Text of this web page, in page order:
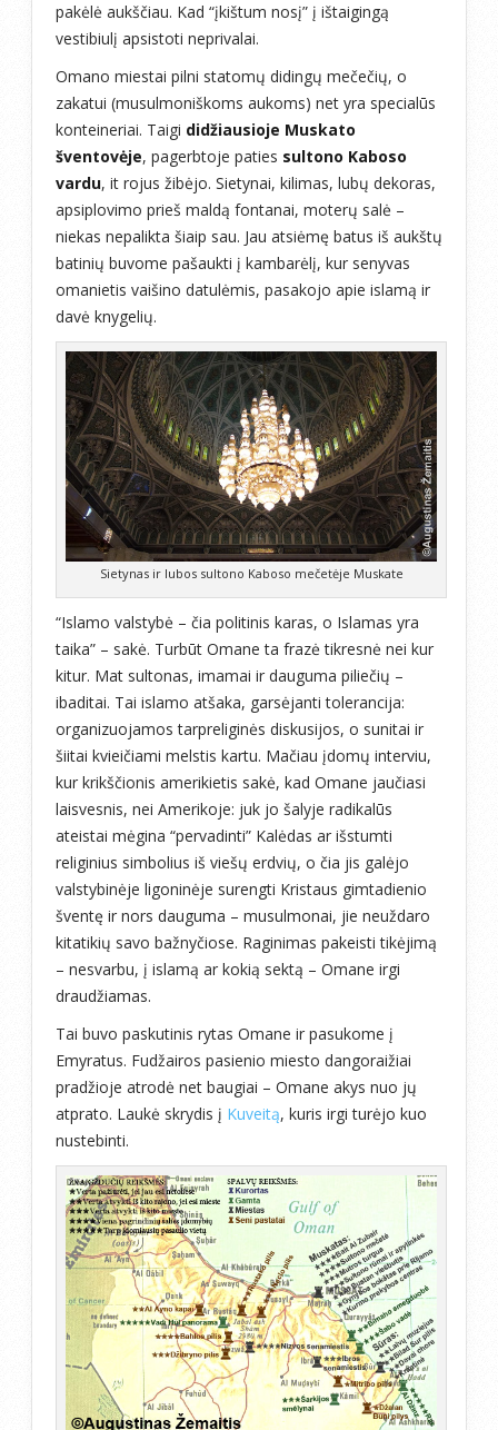
pakėlė aukščiau. Kad “įkištum nosį” į ištaigingą
vestibiulį apsistoti neprivalai.
Omano miestai pilni statomų didingų mečečių, o
zakatui (musulmoniškoms aukoms) net yra specialūs
konteineriai. Taigi didžiausioje Muskato
šventovėje, pagerbtoje paties sultono Kaboso
vardu, it rojus žibėjo. Sietynai, kilimas, lubų dekoras,
apsiplovimo prieš maldą fontanai, moterų salė –
niekas nepalikta šiaip sau. Jau atsiėmę batus iš aukštų
batinių buvome pašaukti į kambarėlį, kur senyvas
omanietis vaišino datulėmis, pasakojo apie islamą ir
davė knygelių.
Sietynas ir lubos sultono Kaboso mečetėje Muskate
“Islamo valstybė – čia politinis karas, o Islamas yra
taika” – sakė. Turbūt Omane ta frazė tikresnė nei kur
kitur. Mat sultonas, imamai ir dauguma piliečių –
ibaditai. Tai islamo atšaka, garsėjanti tolerancija:
organizuojamos tarpreliginės diskusijos, o sunitai ir
šiitai kvieičiami melstis kartu. Mačiau įdomų interviu,
kur krikščionis amerikietis sakė, kad Omane jaučiasi
laisvesnis, nei Amerikoje: juk jo šalyje radikalūs
ateistai mėgina “pervadinti” Kalėdas ar išstumti
religinius simbolius iš viešų erdvių, o čia jis galėjo
valstybinėje ligoninėje surengti Kristaus gimtadienio
šventę ir nors dauguma – musulmonai, jie neuždaro
kitatikių savo bažnyčiose. Raginimas pakeisti tikėjimą
– nesvarbu, į islamą ar kokią sektą – Omane irgi
draudžiamas.
Tai buvo paskutinis rytas Omane ir pasukome į
Emyratus. Fudžairos pasienio miesto dangoraižiai
pradžioje atrodė net baugiai – Omane akys nuo jų
atprato. Laukė skrydis į Kuveitą, kuris irgi turėjo kuo
nustebinti.